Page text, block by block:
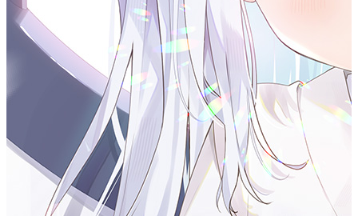
原始类型 ： String、 Number、 Boolean
undefined 、 null Symbol、 BigInt
复杂类型 ： Object （包括数组、函数等）
let array = [1, 2, 3]; // 数
组
2
let obj { key: "value"
// 对象
控制流